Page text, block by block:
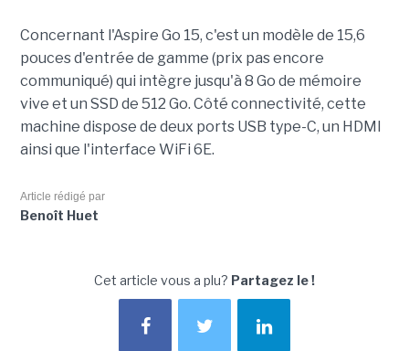
Concernant l'Aspire Go 15, c'est un modèle de 15,6
pouces d'entrée de gamme (prix pas encore
communiqué) qui intègre jusqu'à 8 Go de mémoire
vive et un SSD de 512 Go. Côté connectivité, cette
machine dispose de deux ports USB type-C, un HDMI
ainsi que l'interface WiFi 6E.
Article rédigé par
Benoît Huet
Cet article vous a plu? Partagez le !